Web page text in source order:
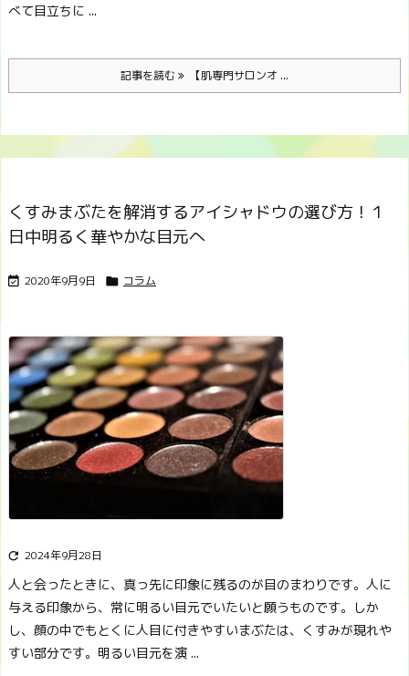
べて目立ちに ...
記事を読む 【肌専門サロンオ ...
くすみまぶたを解消するアイシャドウの選び方！１
日中明るく華やかな目元へ
 2020年9月9日  コラム
 2024年9月28日
人と会ったときに、真っ先に印象に残るのが目のまわりです。 人に
与える印象から、常に明るい目元でいたいと願うものです。しか
し、顔の中でもとくに人目に付きやすいまぶたは、くすみが現れや
すい部分です。 明るい目元を演 ...